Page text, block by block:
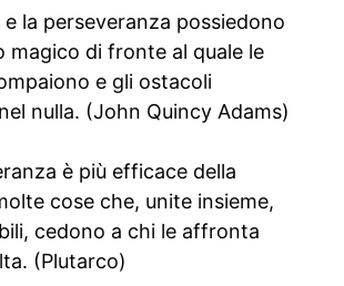
la perseveranza possiedono
magico di fronte al quale le
e gli ostacoli
nulla. (John Quincy Adams)
è più efficace della
cose che, unite insieme,
cedono a chi le affronta
(Plutarco)